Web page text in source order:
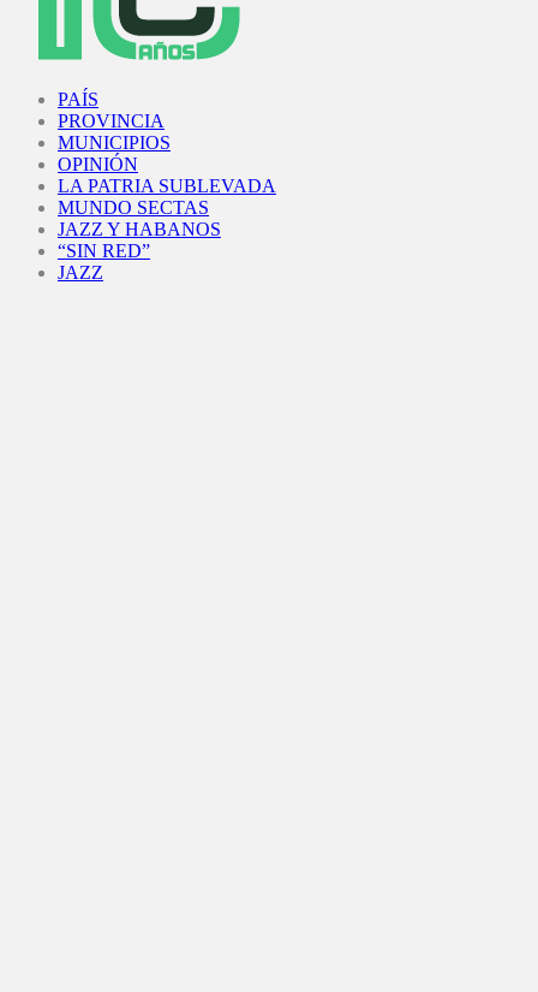
PAÍS
PROVINCIA
MUNICIPIOS
OPINIÓN
LA PATRIA SUBLEVADA
MUNDO SECTAS
JAZZ Y HABANOS
“SIN RED”
JAZZ